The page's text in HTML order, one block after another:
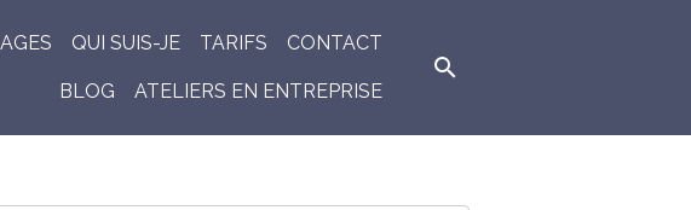
QUI SUIS-JE TARIFS CONTACT
BLOG ATELIERS EN ENTREPRISE